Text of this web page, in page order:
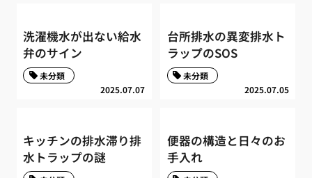
洗濯機水が出ない給水
弁のサイン
2025.07.07
未分類
台所排水の異変排水ト
ラップのSOS
2025.07.05
未分類
キッチンの排水滞り排
水トラップの謎
便器の構造と日々のお
手入れ